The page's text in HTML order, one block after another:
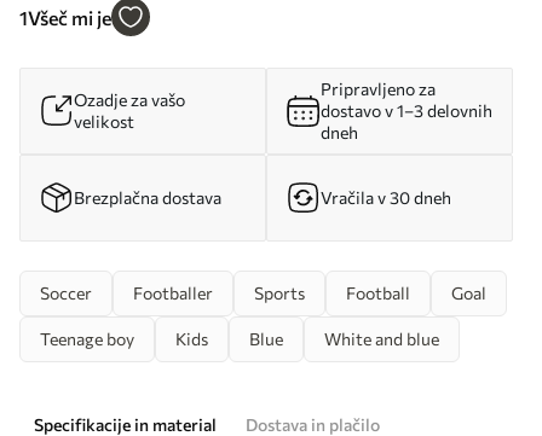
1Všeč mi je
Ozadje za vašo
velikost
Pripravljeno za
dostavo v 1–3 delovnih
dneh
Brezplačna dostava Vračila v 30 dneh
Soccer Footballer Sports Football Goal
Teenage boy Kids Blue White and blue
Specifikacije in material
Dostava in plačilo